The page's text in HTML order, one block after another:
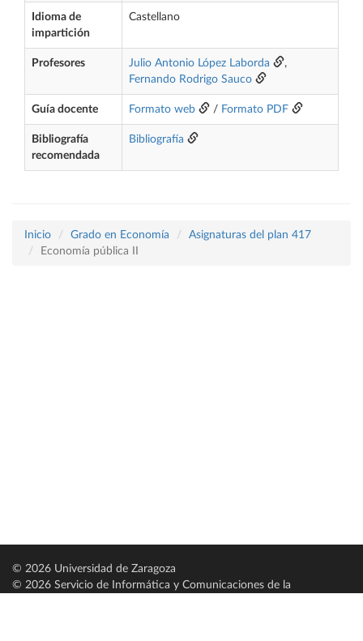
Idioma de
impartición
Castellano
Profesores Julio Antonio López Laborda
,
Fernando Rodrigo Sauco
Guía docente Formato web / Formato PDF
Bibliografía
recomendada
Bibliografía
Inicio Grado en Economía
Asignaturas del plan 417
Economía pública II
© 2026 Universidad de Zaragoza
© 2026 Servicio de Informática y Comunicaciones de la